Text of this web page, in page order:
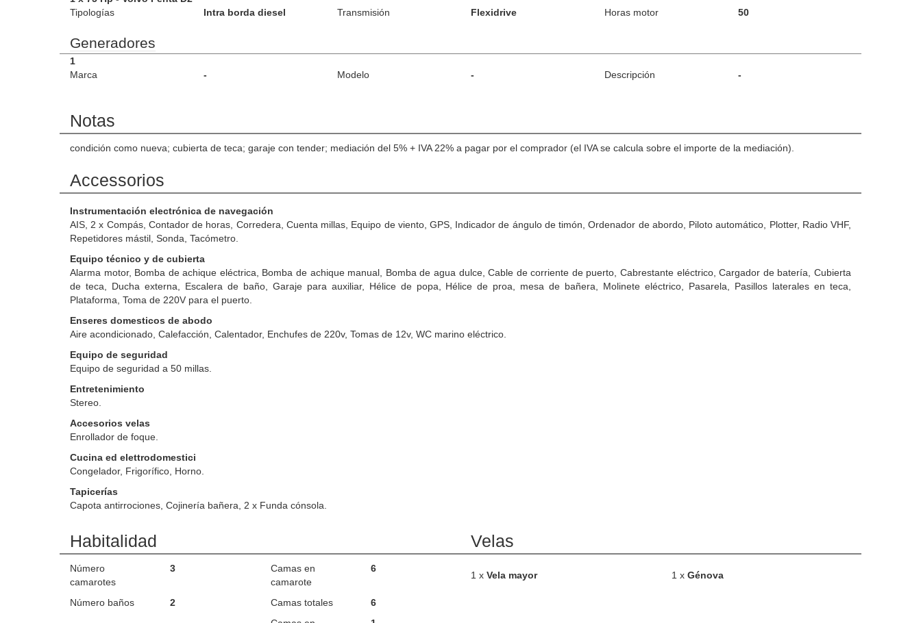
Tipologías
Intra borda diesel Transmisión Flexidrive Horas motor 50
Generadores
1
Marca
- Modelo - Descripción -
Notas
condición como nueva; cubierta de teca; garaje con tender; mediación del 5% + IVA 22% a pagar por el comprador (el IVA se calcula sobre el importe de la mediación).
Accessorios
Instrumentación electrónica de navegación
AIS, 2 x Compás, Contador de horas, Corredera, Cuenta millas, Equipo de viento, GPS, Indicador de ángulo de timón, Ordenador de abordo, Piloto automático, Plotter, Radio VHF,
Repetidores mástil, Sonda, Tacómetro.
Equipo técnico y de cubierta
Alarma motor, Bomba de achique eléctrica, Bomba de achique manual, Bomba de agua dulce, Cable de corriente de puerto, Cabrestante eléctrico, Cargador de batería, Cubierta
de teca, Ducha externa, Escalera de baño, Garaje para auxiliar, Hélice de popa, Hélice de proa, mesa de bañera, Molinete eléctrico, Pasarela, Pasillos laterales en teca,
Plataforma, Toma de 220V para el puerto.
Enseres domesticos de abodo
Aire acondicionado, Calefacción, Calentador, Enchufes de 220v, Tomas de 12v, WC marino eléctrico.
Equipo de seguridad
Equipo de seguridad a 50 millas.
Entretenimiento
Stereo.
Accesorios velas
Enrollador de foque.
Cucina ed elettrodomestici
Congelador, Frigorífico, Horno.
Tapicerías
Capota antirrociones, Cojinería bañera, 2 x Funda cónsola.
Habitalidad
Número
camarotes
3
Número baños 2
Camas en
camarote
6
Camas totales
6
Velas
1 x Vela mayor 1 x Génova